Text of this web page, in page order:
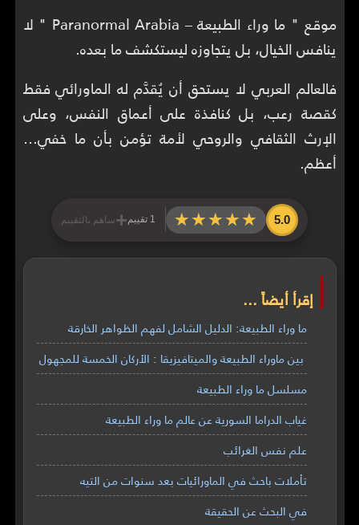
موقع " ما وراء الطبيعة – Paranormal Arabia " لا
ينافس الخيال، بل يتجاوزه ليستكشف ما بعده.
فالعالم العربي لا يستحق أن يُقدَّم له الماورائي فقط
كقصة رعب، بل كنافذة على أعماق النفس، وعلى
الإرث الثقافي والروحي لأمة تؤمن بأن ما خفي…
أعظم.
5.0
★★★★★
★★★★★ 1 تقييم +ساهم بالتقييم
إقرأ أيضاً ...
ما وراء الطبيعة: الدليل الشامل لفهم الظواهر الخارقة
بين ماوراء الطبيعة والميتافيزيقا : الأركان الخمسة للمجهول
مسلسل ما وراء الطبيعة
غياب الدراما السورية عن عالم ما وراء الطبيعة
علم نفس الغرائب
تأملات باحث في الماورائيات بعد سنوات من التيه
في البحث عن الحقيقة